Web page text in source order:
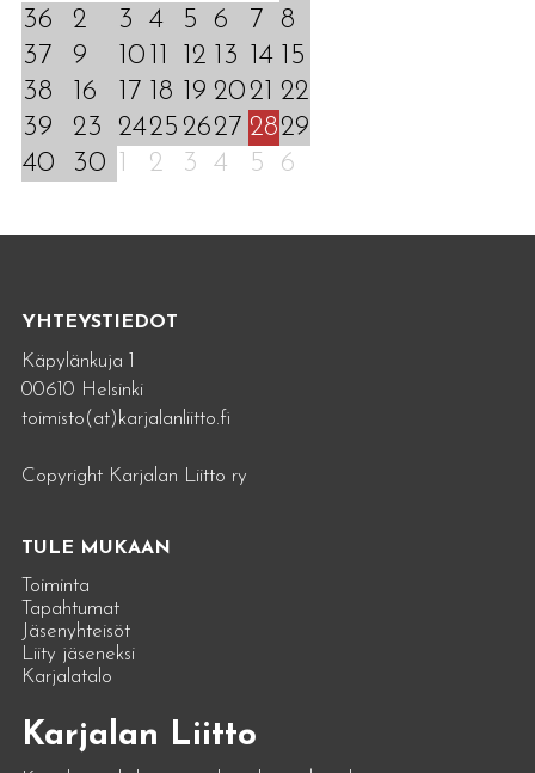
36
2 3 4 5 6 7
8
37
9 10 12 13 14
15
38
16 17 18 19 2021
22
39
23 2425 2627 2829
40
30 2 3 4 5 6
YHTEYSTIEDOT
Käpylänkuja 1
00610 Helsinki
toimisto(at)karjalanliitto.fi
Copyright Karjalan Liitto ry
TULE MUKAAN
Toiminta
Tapahtumat
Jäsenyhteisöt
Liity jäseneksi
Karjalatalo
Karjalan Liitto